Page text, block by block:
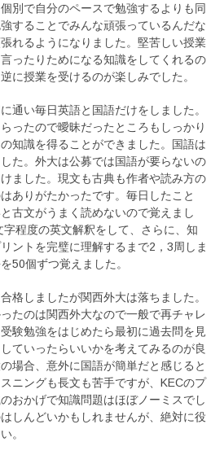
別で自分のペースで勉強するよりも同
することでみんな頑張っているんだな
れるようになりました。堅苦しい授業
ったりためになる知識をしてくれるの
に授業を受けるのが楽しみでした。
通い毎日英語と国語だけをしました。
ったので曖昧だったところもしっかり
知識を得ることができました。国語は
た。外大は公募では国語が要らないの
ました。現文も古典も作者や読み方の
ありがたかったです。毎日したこと
古文がうまく読めないので覚えまし
程度の英文解釈をして、さらに、知
ントを完璧に理解するまで2，3周しま
50個ずつ覚えました。
格しましたが関西外大は落ちました。
たのは関西外大なので一般で再チャレ
験勉強をはじめたら最初に過去問を見
ていったらいいかを考えてみるのが良
場合、意外に国語が簡単だと感じると
ニングも長文も苦手ですが、KECのプ
おかげで知識問題はほぼノーミスでし
しんどいかもしれませんが、絶対に役
。